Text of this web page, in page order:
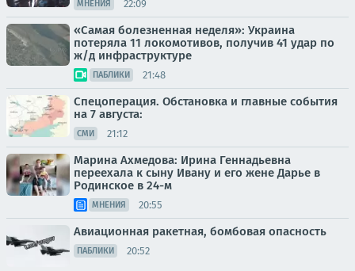
МНЕНИЯ 22:09
«Самая болезненная неделя»: Украина
потеряла 11 локомотивов, получив 41 удар по
ж/д инфраструктуре
ПАБЛИКИ 21:48
Спецоперация. Обстановка и главные события
на 7 августа:
СМИ 21:12
Марина Ахмедова: Ирина Геннадьевна
переехала к сыну Ивану и его жене Дарье в
Родинское в 24-м
МНЕНИЯ 20:55
Авиационная ракетная, бомбовая опасность
ПАБЛИКИ 20:52